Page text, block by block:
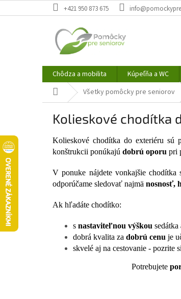
na
+421 950 873 675
Chôdza a mobilita Kúpeľňa a WC
DomovVšetky pomôcky pre seniorov
Kolieskové chodítka
Kolieskové chodítka do exteriéru sú
konštrukcii ponúkajú dobrú oporu pri
V ponuke nájdete vonkajšie
odporúčame sledovať najmä nosnosť,
Ak hľadáte chodítko:
s nastaviteľnou výškou
dobrá kvalita za dobrú cenu je
skvelé aj na cestovanie - pozrite si
Potrebujete